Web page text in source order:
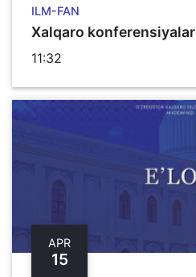
ILM-FAN
Xalqaro konferensiyalar
11:32
APR
15